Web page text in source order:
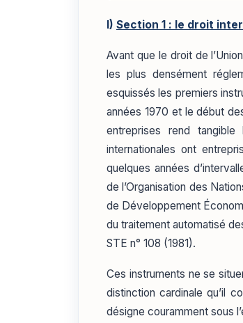
I) Section 1 : le droit
Avant que le droit de
les plus densément
esquissés les premiers
années 1970 et le début
entreprises rend tangible
internationales ont
quelques années
de l’Organisation des
de Développement
du traitement automatisé
STE n° 108 (1981).
Ces instruments ne se
distinction cardinale qu’il
désigne couramment sous